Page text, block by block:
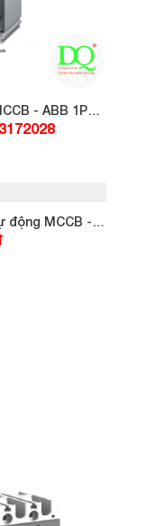
- ABB 1P
động MCCB -
loại A1N